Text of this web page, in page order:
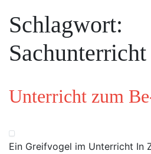
Schlagwort:
Sachunterricht
Unterricht zum
Ein Greifvogel im Unterricht In